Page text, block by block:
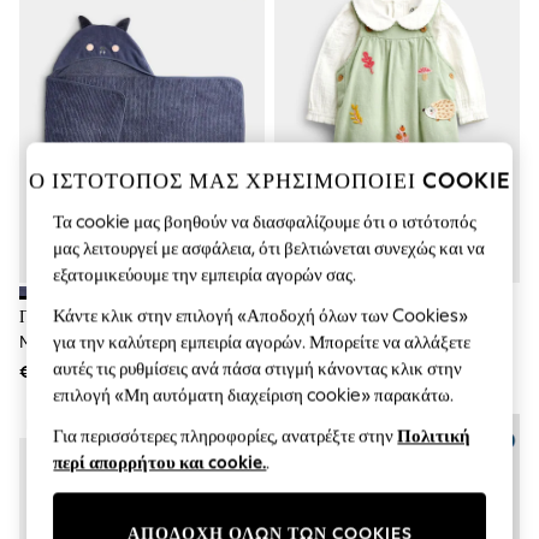
Tops
T-Shirts
Nightwear & Pyjamas
Trousers & Leggings
Bodysuits & Vests
Shirts & Blouses
Shorts & Skirts
Babygrows & Sleepsuits
Jeans
Jumpsuits & Playsuits
All Holiday Shop
Tops
Dresses
Shorts
Skirts
Sandals & Sliders
Sun Safe Swimwear
Sun Hats & Caps
Shop All Footwear
Trainers & Pumps
Πετσέτα Με Κουκούλα JoJo
Maman Bébé
€ 43
JoJo Maman Bébé Dungaree &
Bodysuit Set
€ 46 - € 48
Ο ΙΣΤΟΤΟΠΟΣ ΜΑΣ ΧΡΗΣΙΜΟΠΟΙΕΙ COOKIE
Τα cookie μας βοηθούν να διασφαλίζουμε ότι ο ιστότοπός
μας λειτουργεί με ασφάλεια, ότι βελτιώνεται συνεχώς και να
εξατομικεύουμε την εμπειρία αγορών σας.
Κάντε κλικ στην επιλογή «Αποδοχή όλων των Cookies»
για την καλύτερη εμπειρία αγορών. Μπορείτε να αλλάξετε
αυτές τις ρυθμίσεις ανά πάσα στιγμή κάνοντας κλικ στην
επιλογή «Μη αυτόματη διαχείριση cookie» παρακάτω.
Για περισσότερες πληροφορίες, ανατρέξτε στηνΠολιτική
περί απορρήτου και cookie..
ΑΠΟΔΟΧΗ ΟΛΩΝ ΤΩΝ COOKIES